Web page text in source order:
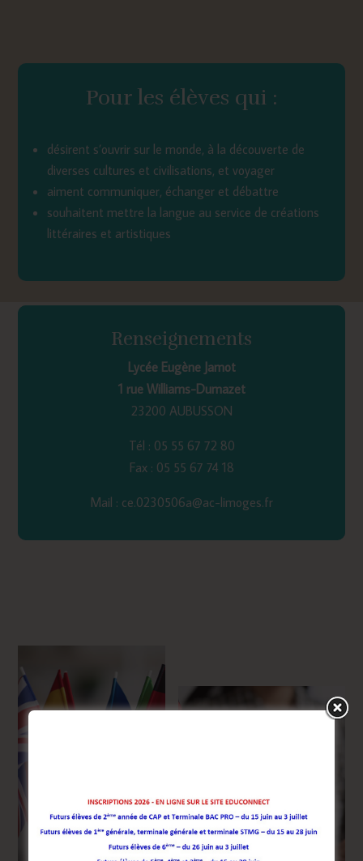
Pour les élèves qui :
désirent s’ouvrir sur le monde, à la découverte de
diverses cultures et civilisations, et voyager
aiment communiquer, échanger et débattre
souhaitent mettre la langue au service de créations
littéraires et artistiques
Renseignements
Lycée Eugène Jamot
1 rue Williams-Dumazet
23200 AUBUSSON
Tél : 05 55 67 72 80
Fax : 05 55 67 74 18
Mail : ce.0230506a@ac-limoges.fr